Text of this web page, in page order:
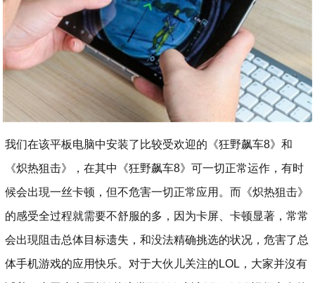
我们在该平板电脑中安装了比较受欢迎的《狂野飙车8》和
《炽热狙击》，在其中《狂野飙车8》可一切正常运作，有时
候会出現一丝卡顿，但不危害一切正常应用。而《炽热狙击》
的感受全过程就需要不舒服的多，因为卡屏、卡顿显著，常常
会出現阻击总体目标遗失，和没法精确挑选的状况，危害了总
体手机游戏的应用快乐。对于大伙儿关注的LOL，大家并沒有